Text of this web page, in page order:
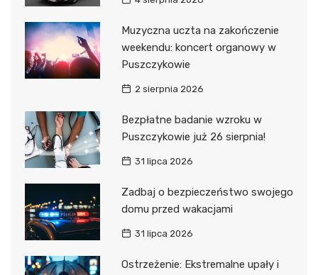
Muzyczna uczta na zakończenie
weekendu: koncert organowy w
Puszczykowie
2 sierpnia 2026
Bezpłatne badanie wzroku w
Puszczykowie już 26 sierpnia!
31 lipca 2026
Zadbaj o bezpieczeństwo swojego
domu przed wakacjami
31 lipca 2026
Ostrzeżenie: Ekstremalne upały i